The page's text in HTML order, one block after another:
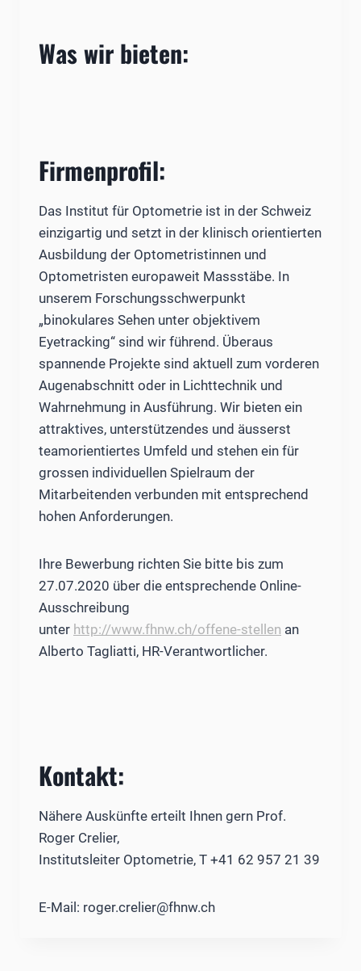
Was wir bieten:
Firmenprofil:
Das Institut für Optometrie ist in der Schweiz
einzigartig und setzt in der klinisch orientierten
Ausbildung der Optometristinnen und
Optometristen europaweit Massstäbe. In
unserem Forschungsschwerpunkt
„binokulares Sehen unter objektivem
Eyetracking“ sind wir führend. Überaus
spannende Projekte sind aktuell zum vorderen
Augenabschnitt oder in Lichttechnik und
Wahrnehmung in Ausführung. Wir bieten ein
attraktives, unterstützendes und äusserst
teamorientiertes Umfeld und stehen ein für
grossen individuellen Spielraum der
Mitarbeitenden verbunden mit entsprechend
hohen Anforderungen.
Ihre Bewerbung richten Sie bitte bis zum
27.07.2020 über die entsprechende Online-
Ausschreibung
unter http://www.fhnw.ch/offene-stellen an
Alberto Tagliatti, HR-Verantwortlicher.
Kontakt:
Nähere Auskünfte erteilt Ihnen gern Prof.
Roger Crelier,
Institutsleiter Optometrie, T +41 62 957 21 39
E-Mail: roger.crelier@fhnw.ch